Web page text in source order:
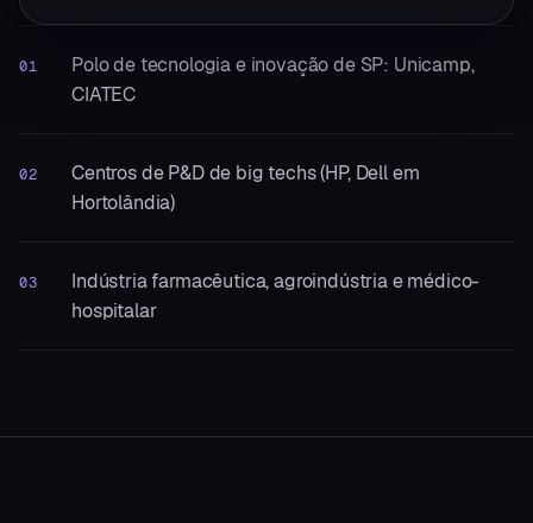
01
Polo de tecnologia e inovação de SP: Unicamp,
CIATEC
02
Centros de P&D de big techs (HP, Dell em
Hortolândia)
03
Indústria farmacêutica, agroindústria e médico-
hospitalar